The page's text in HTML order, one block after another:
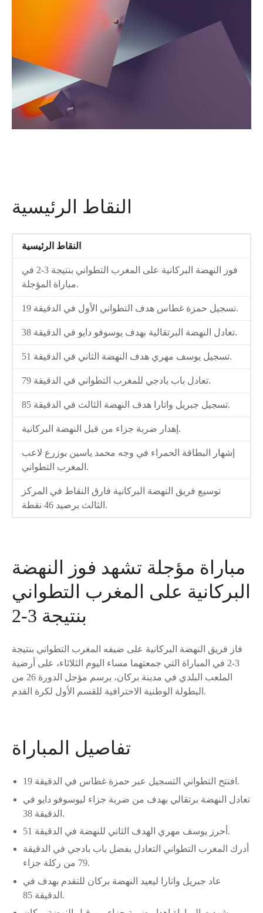
النقاط الرئيسية
النقاط الرئيسية
فوز النهضة البركانية على المغرب التطواني بنتيجة 3-2 في
مباراة المؤجلة.
تسجيل حمزة غطاس هدف التطواني الأول في الدقيقة 19.
تعادل النهضة البرتقالية بهدف يوسوفو دايو في الدقيقة 38.
تسجيل يوسف مهري هدف النهضة الثاني في الدقيقة 51.
تعادل باب بادجي للمغرب التطواني في الدقيقة 79.
تسجيل جبريل واتارا هدف النهضة الثالث في الدقيقة 85.
إهدار ضربة جزاء من قبل النهضة البركانية.
إشهار البطاقة الحمراء في وجه محمد ياسين بوزرع لاعب
المغرب التطواني.
توسيع فريق النهضة البركانية فارق النقاط في المركز
الثالث برصيد 46 نقطة.
مباراة مؤجلة تشهد فوز النهضة
البركانية على المغرب التطواني
بنتيجة 3-2
فاز فريق النهضة البركانية على ضيفه المغرب التطواني بنتيجة
3-2 في المباراة التي جمعتهما مساء اليوم الثلاثاء، على أرضية
الملعب البلدي في مدينة بركان، برسم مؤجل الدورة 26 من
البطولة الوطنية الاحترافية للقسم الأول لكرة القدم.
تفاصيل المباراة
افتتح التطواني التسجيل عبر حمزة غطاس في الدقيقة 19.
تعادل النهضة برتقالي بهدف من ضربة جزاء ليوسوفو دايو في
الدقيقة 38.
أحرز يوسف مهري الهدف الثاني للنهضة في الدقيقة 51.
أدرك المغرب التطواني التعادل بفضل باب بادجي في الدقيقة
79 من ركلة جزاء.
عاد جبريل واتارا ليعيد النهضة بركان للتقدم بهدف في
الدقيقة 85.